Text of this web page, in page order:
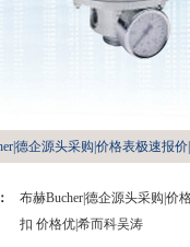
德企源头采购|价格表极速报
布赫Bucher|德企源头采购|价
扣 价格优|希而科吴涛